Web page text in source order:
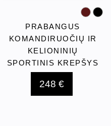
PRABANGUS
KOMANDIRUOČIŲ IR
KELIONINIŲ
SPORTINIS KREPŠYS
248 €